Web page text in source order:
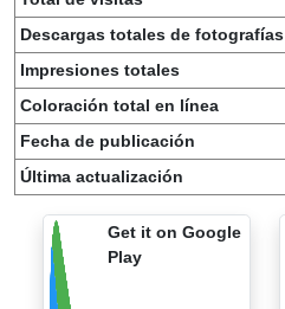
Descargas totales de fotografías
Impresiones totales
Coloración total en línea
Fecha de publicación
Última actualización
Get it on Google
Play